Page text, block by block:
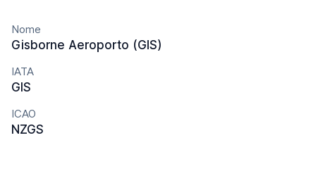
Nome
Gisborne Aeroporto (GIS)
IATA
GIS
ICAO
NZGS